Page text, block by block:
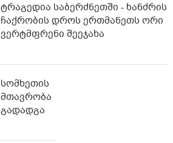
ტრაგედია საბერძნეთში - ხანძრის
ჩაქრობის დროს ერთმანეთს ორი
ვერტმფრენი შეეჯახა
სომხეთის
მთავრობა
გადადგა